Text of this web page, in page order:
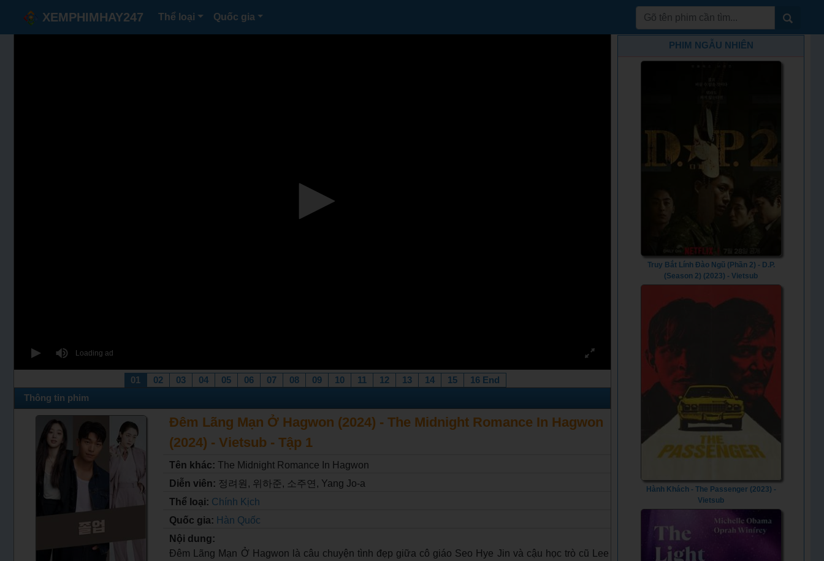
XEMPHIMHAY247 Thể loại Quốc gia
01 02 03 04 05 06 07 08 09 10 11 12 13 14 15
16 End
Thông tin phim
Đêm Lãng Mạn Ở Hagwon (2024) - The Midnight Romance In Hagwon
(2024) - Vietsub - Tập 1
Tên khác:The Midnight Romance In Hagwon
Diễn viên: 정려원, 위하준, 소주연, Yang Jo-a
Thể loại: Chính Kịch
Quốc gia: Hàn Quốc
Nội dung:
Đêm Lãng Mạn Ở Hagwon là câu chuyện tình đẹp giữa cô giáo Seo Hye Jin và cậu học trò cũ Lee
PHIM NGẪU NHIÊN
Truy Bắt Lính Đào Ngũ (Phần 2) - D.P.
(Season 2) (2023) - Vietsub
Hành Khách - The Passenger (2023) -
Vietsub